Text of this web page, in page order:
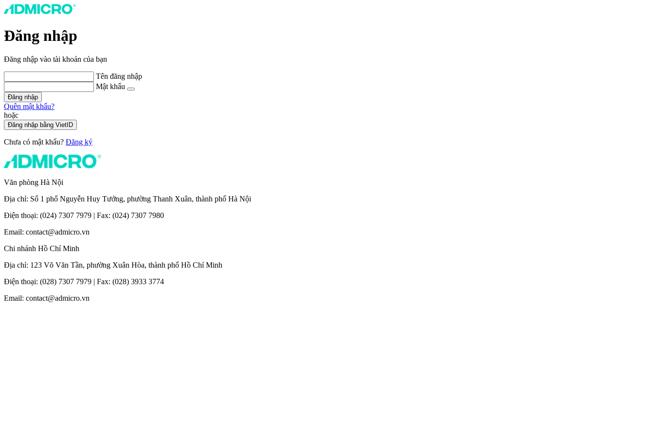
Đăng nhập
Đăng nhập vào tài khoản của bạn
Tên đăng nhập
Mật khẩu
Đăng nhập
Quên mật khẩu?
hoặc
Đăng nhập bằng VietID
Chưa có mật khẩu? Đăng ký
Văn phòng Hà Nội
Địa chỉ: Số 1 phố Nguyễn Huy Tưởng, phường Thanh Xuân, thành phố Hà Nội
Điện thoại: (024) 7307 7979 | Fax: (024) 7307 7980
Email: contact@admicro.vn
Chi nhánh Hồ Chí Minh
Địa chỉ: 123 Võ Văn Tần, phường Xuân Hòa, thành phố Hồ Chí Minh
Điện thoại: (028) 7307 7979 | Fax: (028) 3933 3774
Email: contact@admicro.vn